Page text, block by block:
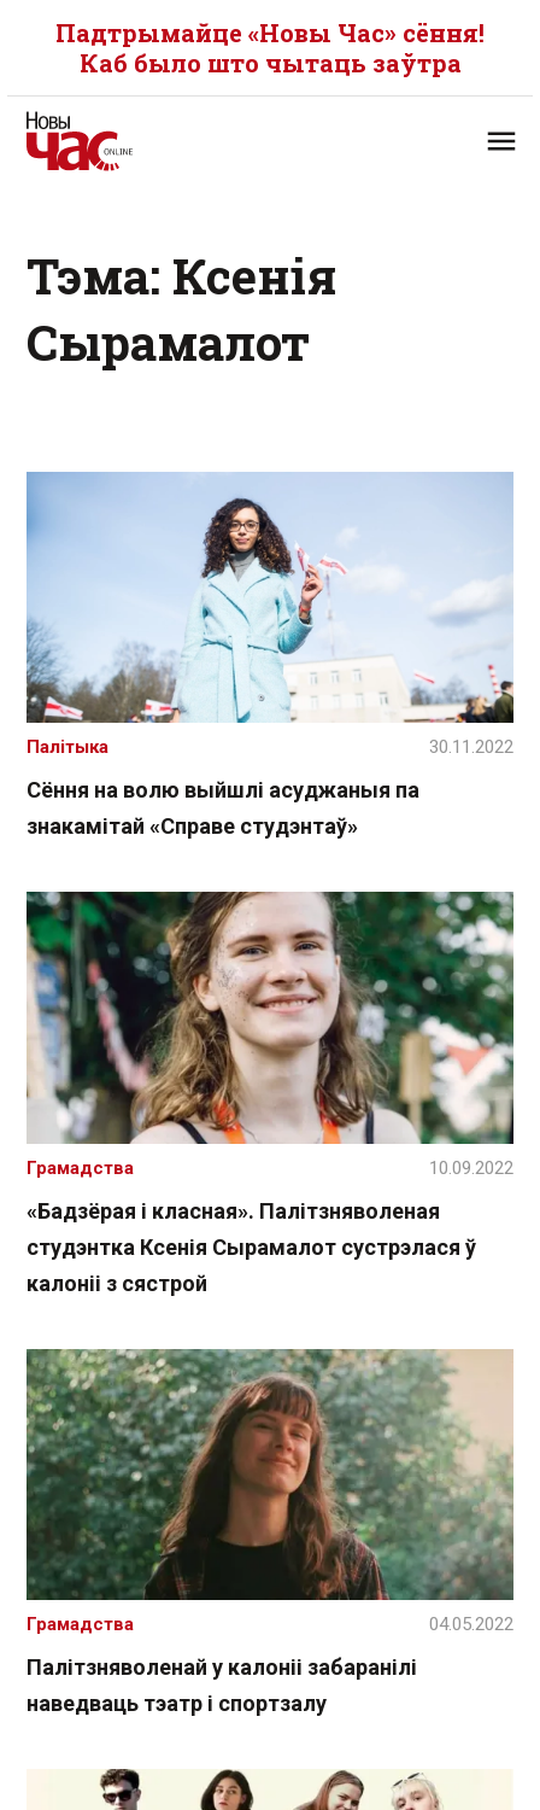
Падтрымайце «Новы Час» сёння!
Каб было што чытаць заўтра
Тэма: Ксенія
Сырамалот
Сёння на волю выйшлі асуджаныя па
знакамітай «Справе студэнтаў»
Палітыка 30.11.2022
«Бадзёрая і класная». Палітзняволеная
студэнтка Ксенія Сырамалот сустрэлася ў
калоніі з сястрой
Грамадства 10.09.2022
Палітзняволенай у калоніі забаранілі
наведваць тэатр і спортзалу
Грамадства 04.05.2022